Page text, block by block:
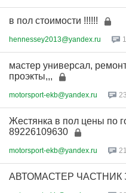
в пол стоимости !!!!!!
hennessey2013@yandex.ru
мастер универсал,
проэкты,,,
motorsport-ekb@yandex.ru 23
Жестянка в пол цены по
89226109630
motorsport-ekb@yandex.ru 21
АВТОМАСТЕР ЧАСТНИК